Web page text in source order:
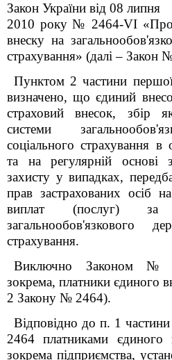
Закон України від 08 липня
2010 року № 2464-VI «Про
внеску на
страхування» (далі – Закон
Пунктом 2 частини
визначено, що єдиний
страховий внесок, збір
системи
соціального страхування
та на регулярній основі
захисту у випадках,
прав застрахованих осіб
виплат (послуг) за
загальнообов'язкового
страхування.
Виключно Законом №
зокрема, платники єдиного
2 Закону № 2464).
Відповідно до п. 1
2464 платниками єдиного
зокрема підприємства,